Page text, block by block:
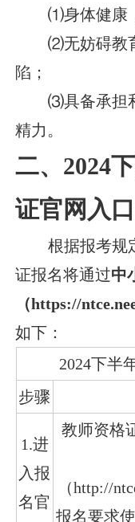
⑴身体健康
⑵无妨碍教
陷；
⑶具备承担
精力。
二、2024
证官网入口
根据报考规
证报名将通过中
（https://
如下：
2024下半
步骤
1.进
入报
名官
教师资格
（http://
报名要求